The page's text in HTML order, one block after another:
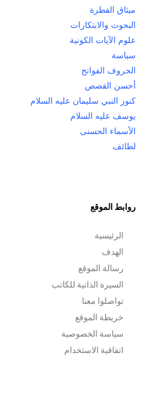
ميثاق الفطرة
البحوث والابتكارات
علوم الآيات الكونية
سياسة
الحروف الفواتح
أحسن القصص
كنوز النبي سليمان عليه السلام
يوسف عليه السلام
الأسماء الحسنى
لطائف
روابط الموقع
الرئيسية
الهدف
رسالة الموقع
السيرة الذاتية للكاتب
تواصلوا معنا
خريطة الموقع
سياسة الخصوصية
اتفاقبة الاستخدام